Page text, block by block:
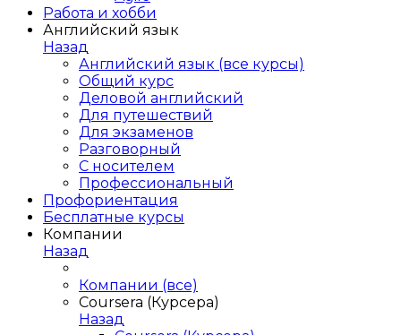
Работа и хобби
Английский язык
Назад
Английский язык (все курсы)
Общий курс
Деловой английский
Для путешествий
Для экзаменов
Разговорный
С носителем
Профессиональный
Профориентация
Бесплатные курсы
Компании
Назад
Компании (все)
Coursera (Курсера)
Назад